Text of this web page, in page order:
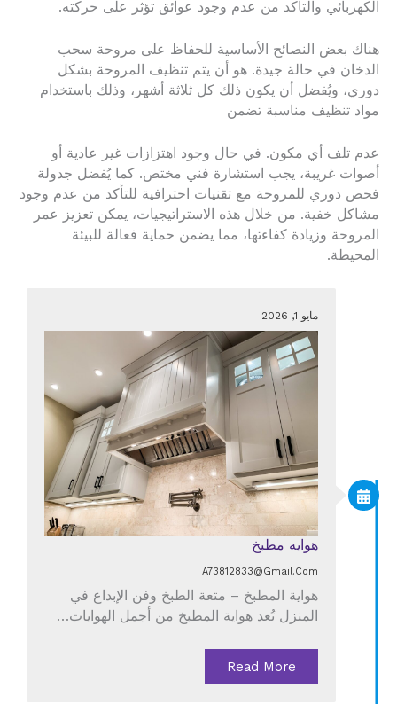
الكهربائي والتأكد من عدم وجود عوائق تؤثر على حركته.
هناك بعض النصائح الأساسية للحفاظ على مروحة سحب
الدخان في حالة جيدة. هو أن يتم تنظيف المروحة بشكل
دوري، ويُفضل أن يكون ذلك كل ثلاثة أشهر، وذلك باستخدام
مواد تنظيف مناسبة تضمن
عدم تلف أي مكون. في حال وجود اهتزازات غير عادية أو
أصوات غريبة، يجب استشارة فني مختص. كما يُفضل جدولة
فحص دوري للمروحة مع تقنيات احترافية للتأكد من عدم وجود
مشاكل خفية. من خلال هذه الاستراتيجيات، يمكن تعزيز عمر
المروحة وزيادة كفاءتها، مما يضمن حماية فعالة للبيئة
المحيطة.
مايو 1, 2026
هوايه مطبخ
A73812833@gmail.com
هواية المطبخ – متعة الطبخ وفن الإبداع في
المنزل تُعد هواية المطبخ من أجمل الهوايات…
Read More